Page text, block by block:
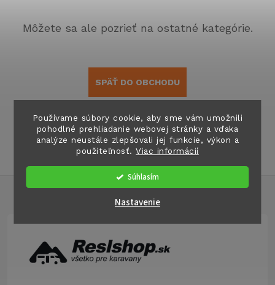
Používame súbory cookie, aby sme vám umožnili
pohodlné prehliadanie webovej stránky a vďaka
analýze neustále zlepšovali jej funkcie, výkon a
použiteľnosť.Viac informácií
Súhlasím
Nastavenie
Môžete sa ale pozrieť na ostatné kategórie.
SPÄŤ DO OBCHODU